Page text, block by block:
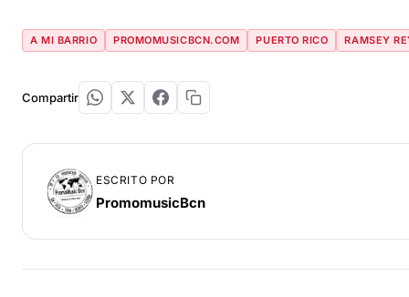
A MI BARRIO PROMOMUSICBCN.COM PUERTO RICO RAMSEY
Compartir
ESCRITO POR
PromomusicBcn